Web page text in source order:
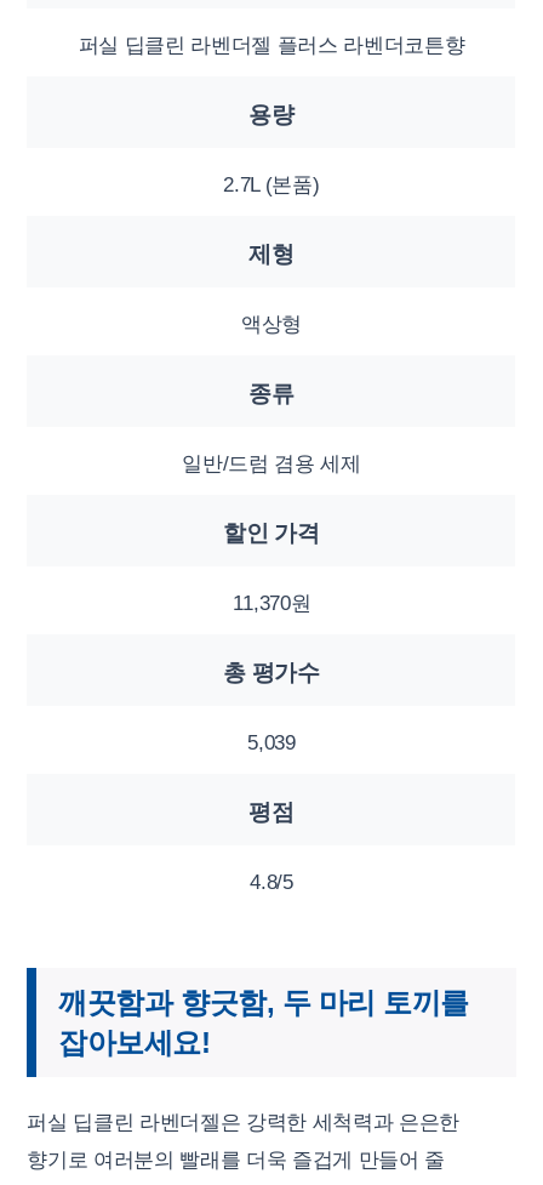
퍼실 딥클린 라벤더젤 플러스 라벤더코튼향
용량
2.7L (본품)
제형
액상형
종류
일반/드럼 겸용 세제
할인 가격
11,370원
총 평가수
5,039
평점
4.8/5
깨끗함과 향긋함, 두 마리 토끼를
잡아보세요!
퍼실 딥클린 라벤더젤은 강력한 세척력과 은은한
향기로 여러분의 빨래를 더욱 즐겁게 만들어 줄